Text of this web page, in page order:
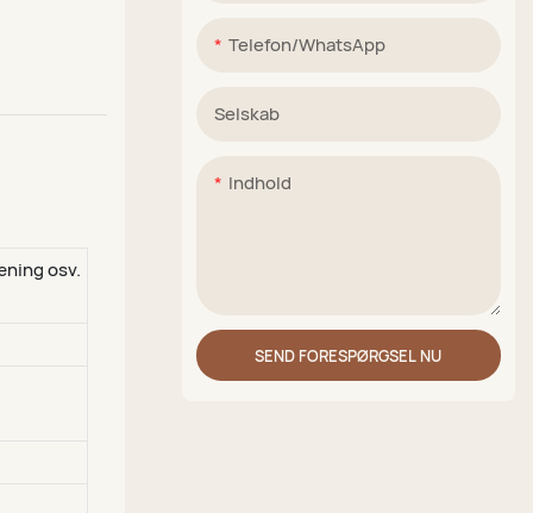
osv.
Telefon/WhatsApp
Selskab
Indhold
SEND FORESPØRGSEL NU